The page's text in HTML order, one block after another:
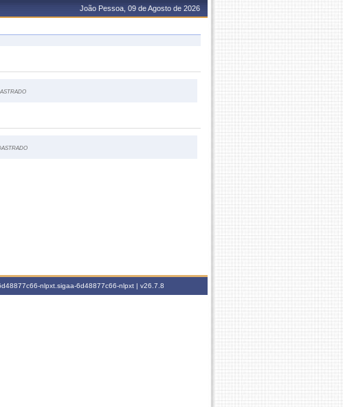
João Pessoa, 09 de Agosto de 2026
nlpxt.sigaa-6d48877c66-nlpxt | v26.7.8